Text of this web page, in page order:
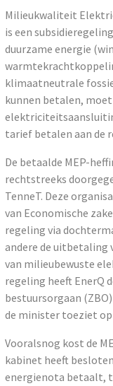
Milieukwaliteit
is een
duurzame energie
klimaatneutrale
kunnen betalen, moet
tarief betalen aan de
De betaalde MEP-
rechtstreeks
TenneT. Deze
van Economische
regeling via
andere de uitbetaling
van milieubewuste
regeling heeft EnerQ
bestuursorgaan
de minister toeziet op
Vooralsnog kost de
kabinet heeft
energienota betaalt,